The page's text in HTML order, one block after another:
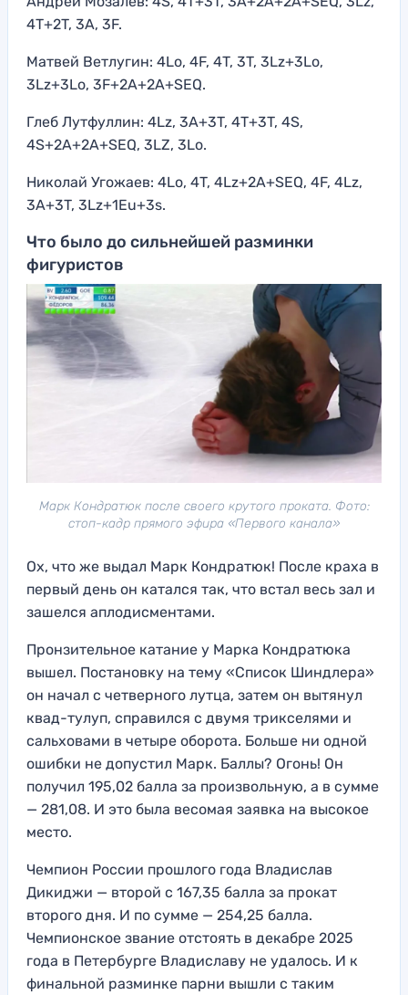
4T+2T, 3A, 3F.
Матвей Ветлугин: 4Lo, 4F, 4T, 3T, 3Lz+3Lo,
3Lz+3Lo, 3F+2A+2A+SEQ.
Глеб Лутфуллин: 4Lz, 3A+3T, 4T+3T, 4S,
4S+2A+2A+SEQ, 3LZ, 3Lo.
Николай Угожаев: 4Lo, 4T, 4Lz+2A+SEQ, 4F, 4Lz,
3A+3T, 3Lz+1Eu+3s.
Что было до сильнейшей разминки
фигуристов
Марк Кондратюк после своего крутого проката. Фото:
стоп-кадр прямого эфира «Первого канала»
Ох, что же выдал Марк Кондратюк! После краха в
первый день он катался так, что встал весь зал и
зашелся аплодисментами.
Пронзительное катание у Марка Кондратюка
вышел. Постановку на тему «Список Шиндлера»
он начал с четверного лутца, затем он вытянул
квад-тулуп, справился с двумя трикселями и
сальховами в четыре оборота. Больше ни одной
ошибки не допустил Марк. Баллы? Огонь! Он
получил 195,02 балла за произвольную, а в сумме
— 281,08. И это была весомая заявка на высокое
место.
Чемпион России прошлого года Владислав
Дикиджи — второй с 167,35 балла за прокат
второго дня. И по сумме — 254,25 балла.
Чемпионское звание отстоять в декабре 2025
года в Петербурге Владиславу не удалось. И к
финальной разминке парни вышли с таким